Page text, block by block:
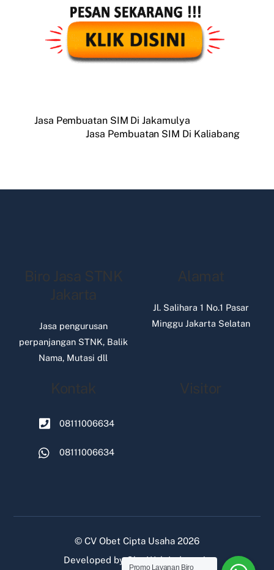
Jasa Pembuatan SIM Di Jakamulya
Jasa Pembuatan SIM Di Kaliabang
Biro Jasa STNK
Jakarta
Jasa pengurusan
perpanjangan STNK, Balik
Nama, Mutasi dll
Alamat
Jl. Salihara 1 No.1 Pasar
Minggu Jakarta Selatan
Kontak
08111006634
08111006634
Visitor
© CV Obet Cipta Usaha 2026
Developed byOke Web Indonesia
Promo Layanan Biro